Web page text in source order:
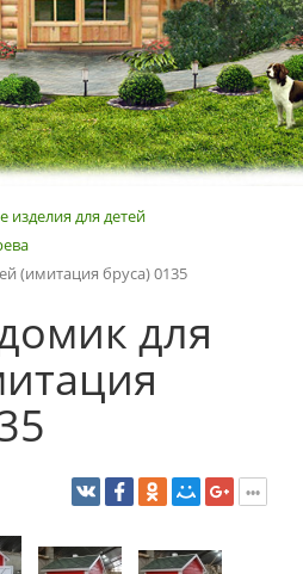
изделия для детей
(имитация бруса) 0135
для